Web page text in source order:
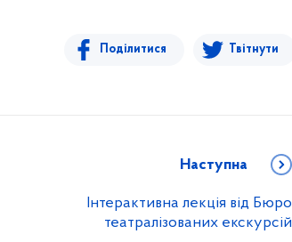
Поділитися Твітнути
Наступна
Інтерактивна лекція від Бюро
театралізованих екскурсій